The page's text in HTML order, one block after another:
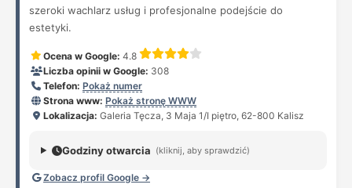
szeroki wachlarz usług i profesjonalne podejście do
estetyki.
Ocena w Google: 4.8
Liczba opinii w Google: 308
Telefon: Pokaż numer
Strona www: Pokaż stronę WWW
Lokalizacja: Galeria Tęcza, 3 Maja 1/I piętro, 62-800 Kalisz
Godziny otwarcia (kliknij, aby sprawdzić)
Zobacz profil Google →